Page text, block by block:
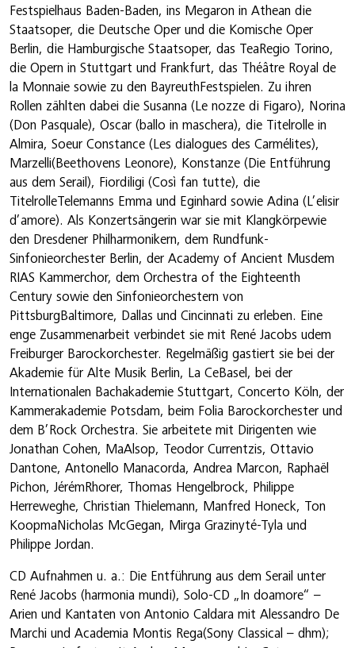
Festspielhaus Baden-Baden, ins Megaron in Athean die
Staatsoper, die Deutsche Oper und die Komische Oper
Berlin, die Hamburgische Staatsoper, das TeaRegio Torino,
die Opern in Stuttgart und Frankfurt, das Théâtre Royal de
la Monnaie sowie zu den BayreuthFestspielen. Zu ihren
Rollen zählten dabei die Susanna (Le nozze di Figaro), Norina
(Don Pasquale), Oscar (ballo in maschera), die Titelrolle in
Almira, Soeur Constance (Les dialogues des Carmélites),
Marzelli(Beethovens Leonore), Konstanze (Die Entführung
aus dem Serail), Fiordiligi (Così fan tutte), die
TitelrolleTelemanns Emma und Eginhard sowie Adina (L’elisir
d’amore). Als Konzertsängerin war sie mit Klangkörpewie
den Dresdener Philharmonikern, dem Rundfunk-
Sinfonieorchester Berlin, der Academy of Ancient Musdem
RIAS Kammerchor, dem Orchestra of the Eighteenth
Century sowie den Sinfonieorchestern von
PittsburgBaltimore, Dallas und Cincinnati zu erleben. Eine
enge Zusammenarbeit verbindet sie mit René Jacobs udem
Freiburger Barockorchester. Regelmäßig gastiert sie bei der
Akademie für Alte Musik Berlin, La CeBasel, bei der
Internationalen Bachakademie Stuttgart, Concerto Köln, der
Kammerakademie Potsdam, beim Folia Barockorchester und
dem B’Rock Orchestra. Sie arbeitete mit Dirigenten wie
Jonathan Cohen, MaAlsop, Teodor Currentzis, Ottavio
Dantone, Antonello Manacorda, Andrea Marcon, Raphaël
Pichon, JérémRhorer, Thomas Hengelbrock, Philippe
Herreweghe, Christian Thielemann, Manfred Honeck, Ton
KoopmaNicholas McGegan, Mirga Grazinyté-Tyla und
Philippe Jordan.
CD Aufnahmen u. a.: Die Entführung aus dem Serail unter
René Jacobs (harmonia mundi), Solo-CD „In doamore“ –
Arien und Kantaten von Antonio Caldara mit Alessandro De
Marchi und Academia Montis Rega(Sony Classical – dhm);